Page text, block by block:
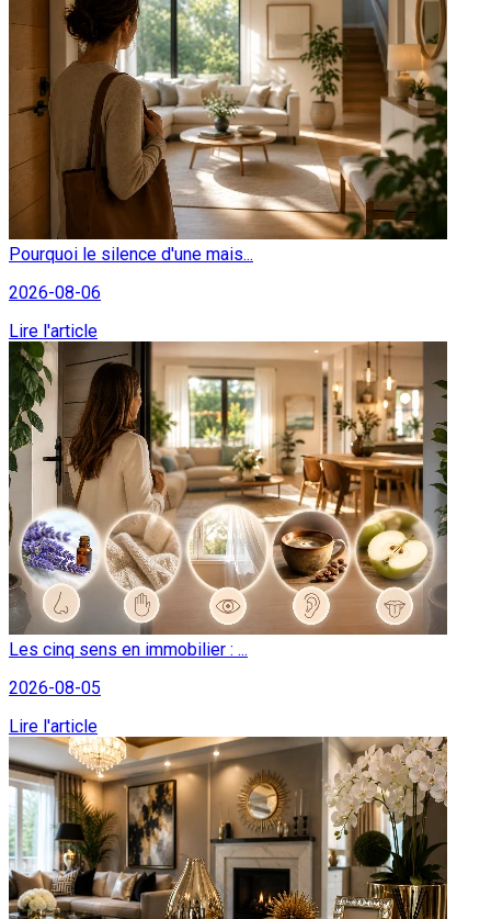
Pourquoi le silence d'une mais...
2026-08-06
Lire l'article
Les cinq sens en immobilier : ...
2026-08-05
Lire l'article